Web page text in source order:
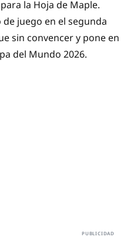
la Hoja de Maple.
juego en el segunda
sin convencer y pone en
del Mundo 2026.